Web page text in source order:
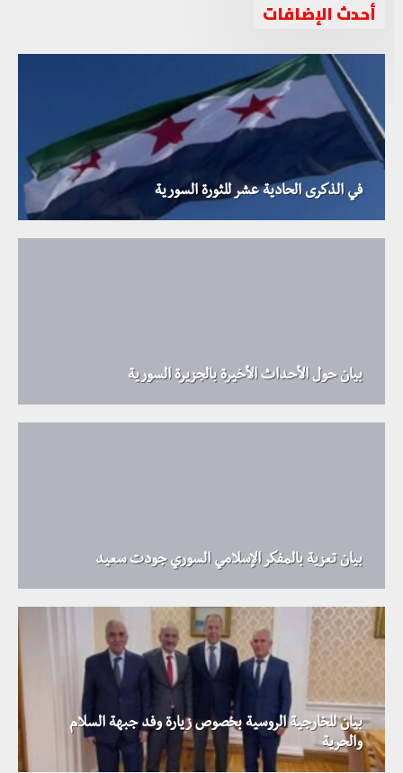
أحدث الإضافات
في الذكرى الحادية عشر للثورة السورية
بيان حول الأحداث الأخيرة بالجزيرة السورية
بيان تعزية بالمفكر الإسلامي السوري جودت سعيد
بيان للخارجية الروسية بخصوص زيارة وفد جبهة السلام
والحرية